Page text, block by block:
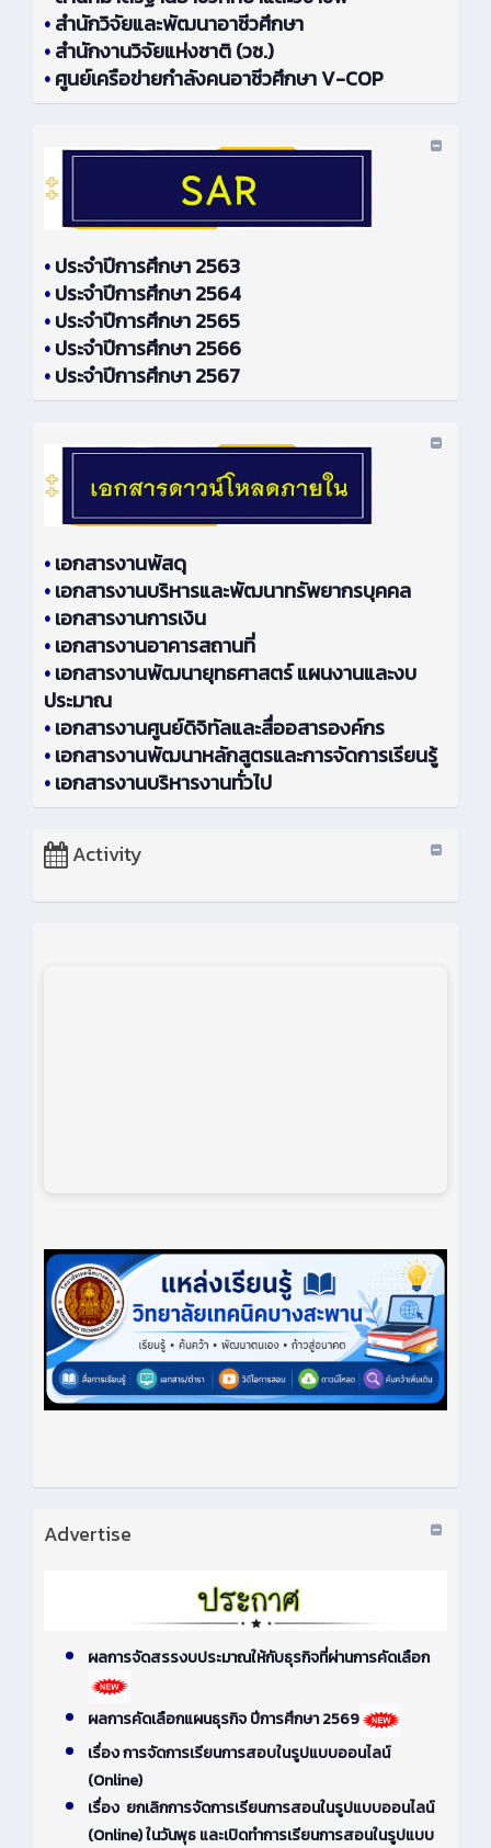
•สำนักวิจัยและพัฒนาอาชีวศึกษา
•สำนักงานวิจัยแห่งชาติ (วช.)
•ศูนย์เครือข่ายกำลังคนอาชีวศึกษา V-COP
•ประจำปีการศึกษา 2563
•ประจำปีการศึกษา 2564
•ประจำปีการศึกษา 2565
•ประจำปีการศึกษา 2566
•ประจำปีการศึกษา 2567
•เอกสารงานพัสดุ
•เอกสารงานบริหารและพัฒนาทรัพยากรบุคคล
•เอกสารงานการเงิน
•เอกสารงานอาคารสถานที่
•เอกสารงานพัฒนายุทธศาสตร์ แผนงานและงบ
ประมาณ
•เอกสารงานศูนย์ดิจิทัลและสื่ออสารองค์กร
•เอกสารงานพัฒนาหลักสูตรและการจัดการเรียนรู้
•เอกสารงานบริหารงานทั่วไป
Activity
Advertise
ผลการจัดสรรงบประมาณให้กับธุรกิจที่ผ่านการคัดเลือก
ผลการคัดเลือกแผนธุรกิจ ปีการศึกษา 2569
เรื่อง การจัดการเรียนการสอบในรูปแบบออนไลน์
(Online)
เรื่อง ยกเลิกการจัดการเรียนการสอนในรูปแบบออนไลน์
(Online) ในวันพุธ และเปิดทำการเรียนการสอนในรูปแบบ